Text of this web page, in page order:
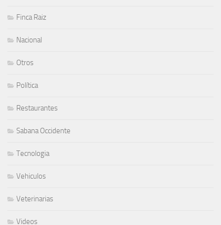
Finca Raiz
Nacional
Otros
Política
Restaurantes
Sabana Occidente
Tecnologia
Vehiculos
Veterinarias
Videos